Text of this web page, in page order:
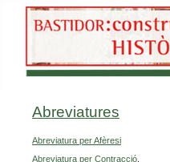
Abreviatures
Abreviatura per Afèresi
Abreviatura per Contracció